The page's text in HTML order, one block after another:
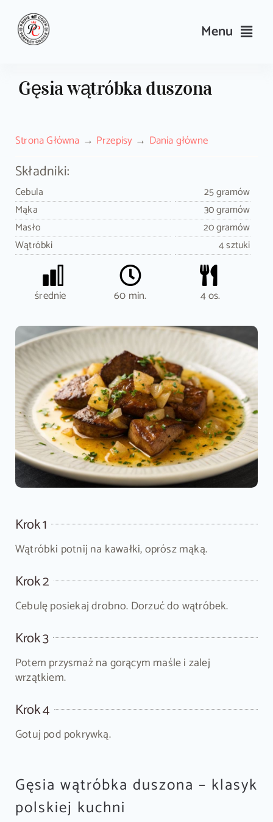
content
Menu
Wyposażenie
Search
for:
Sklep PrimeCook
Gęsia wątróbka duszona
Strona Główna Przepisy Dania główne
Składniki:
Cebula
25 gramów
Mąka
30 gramów
Masło
20 gramów
Wątróbki
4 sztuki
średnie 60 min. 4 os.
Krok 1
Wątróbki potnij na kawałki, oprósz mąką.
Krok 2
Cebulę posiekaj drobno. Dorzuć do wątróbek.
Krok 3
Potem przysmaż na gorącym maśle i zalej
wrzątkiem.
Krok 4
Gotuj pod pokrywką.
Gęsia wątróbka duszona – klasyk
polskiej kuchni